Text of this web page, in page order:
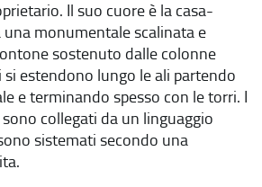
Il suo cuore è la casa-
monumentale scalinata e
sostenuto dalle colonne
si estendono lungo le ali partendo
e terminando spesso con le torri. I
collegati da un linguaggio
sistemati secondo una